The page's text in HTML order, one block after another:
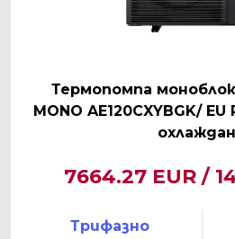
Термопомпа моноблок
MONO AE120CXYBGK/
7664.27 EUR /
Трифазно